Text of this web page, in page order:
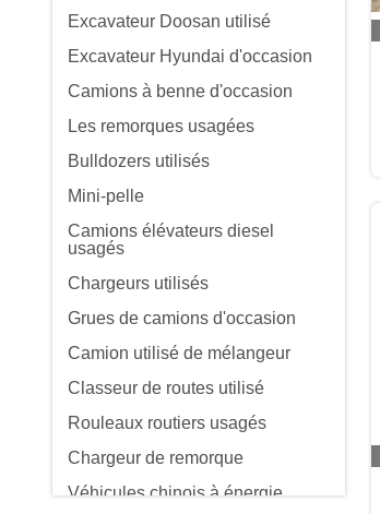
Excavateur Doosan utilisé
Excavateur Hyundai d'occasion
Camions à benne d'occasion
Les remorques usagées
Bulldozers utilisés
Mini-pelle
Camions élévateurs diesel
usagés
Chargeurs utilisés
Grues de camions d'occasion
Camion utilisé de mélangeur
Classeur de routes utilisé
Rouleaux routiers usagés
Chargeur de remorque
Véhicules chinois à énergie